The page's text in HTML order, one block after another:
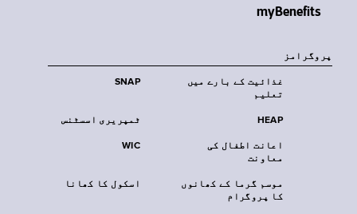
myBenefits
پروگرامز
SNAP
غذائیت کے بارے میں
تعلیم
ٹمپریری اسسٹنس HEAP
WIC
اعانت اطفال کی
معاونت
اسکول کا کھانا
موسم گرما کے کھانوں
کا پروگرام